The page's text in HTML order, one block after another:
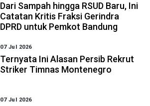
Dari Sampah hingga RSUD Baru, Ini
Catatan Kritis Fraksi Gerindra
DPRD untuk Pemkot Bandung
07 Jul 2026
Ternyata Ini Alasan Persib Rekrut
Striker Timnas Montenegro
07 Jul 2026